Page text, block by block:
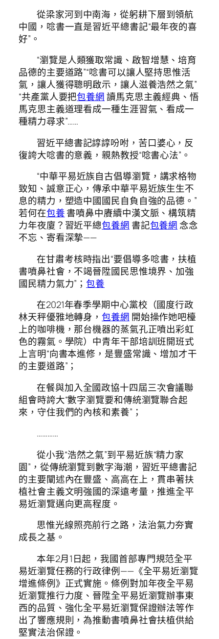
從梁家河到中南海，從躬耕下層到領航
中國，唸書一直是習近平總書記“最年夜的喜
好”。
“瀏覽是人類獲取常識、啟智增慧、培育
品德的主要道路”“唸書可以讓人堅持思惟活
氣，讓人獲得聰明啟示，讓人滋養浩然之氣”
“共產黨人要把包養網讀馬克思主義經典、悟
馬克思主義道理看成一種生涯習氣、看成一
種精力尋求”……
習近平總書記諄諄吩咐，苦口婆心，反
復誇大唸書的意義，親熱教授“唸書心法”。
“中華平易近族自古倡導瀏覽，講求格物
致知、誠意正心，傳承中華平易近族生生不
息的精力，塑造中國國民自負自強的品德。”
若何在包養書噴鼻中賡續中漢文脈、構筑精
力年夜廈？習近平總包養網 書記包養網 念念
不忘、寄看深摯——
在甘肅考核時指出“要倡導多唸書，扶植
書噴鼻社會，不竭晉陞國民思惟境界、加強
國民精力氣力”；包養
在2021年春季學期中心黨校（國度行政
林天秤優雅地轉身，包養網 開始操作她吧檯
上的咖啡機，那台機器的蒸氣孔正噴出彩虹
色的霧氣。學院）中青年干部培訓班開班式
上言明“向書本進修，是豐盛常識、增加才干
的主要道路”；
在餐與加入全國政協十四屆三次會議聯
組會時誇大“數字瀏覽要和傳統瀏覽聯合起
來，守住我們的內核和素養”；
…………
從小我“浩然之氣”到平易近族“精力家
園”，從傳統瀏覽到數字海潮，習近平總書記
的主要闡述內在豐盛、高高在上，貫串著扶
植社會主義文明強國的深遠考量，推進全平
易近瀏覽邁向更高程度。
思惟光線照亮前行之路，法治氣力夯實
成長之基。
本年2月1日起，我國首部專門規范全平
易近瀏覽任務的行政律例——《全平易近瀏覽
增進條例》正式實施。條例對加年夜全平易
近瀏覽推行力度、晉陞全平易近瀏覽辦事東
西的品質、強化全平易近瀏覽保證辦法等作
出了響應規則，為推動書噴鼻社會扶植供給
堅實法治保證。